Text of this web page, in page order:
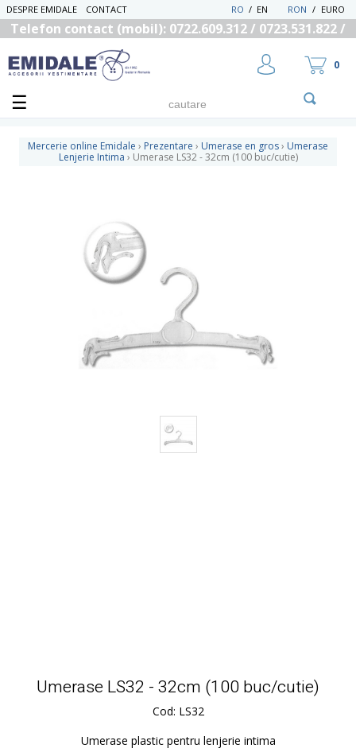
DESPRE EMIDALE CONTACT RON / EURO
EN
/
RO
Telefon contact (mobil): 0722.609.312 / 0723.531.822 /
0
Mercerie online Emidale › Prezentare › Umerase en gros› Umerase
Lenjerie Intima › Umerase LS32 - 32cm (100 buc/cutie)
Umerase LS32 - 32cm (100 buc/cutie)
Cod: LS32
Umerase plastic pentru lenjerie intima